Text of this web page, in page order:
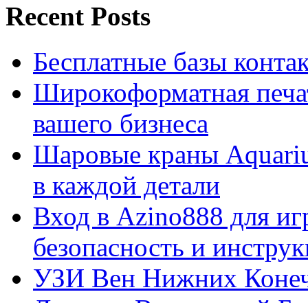
Recent Posts
Бесплатные базы
Широкоформатная
вашего бизнеса
Шаровые краны
в каждой детали
Вход в Azino888 для
безопасность и
УЗИ Вен Нижних